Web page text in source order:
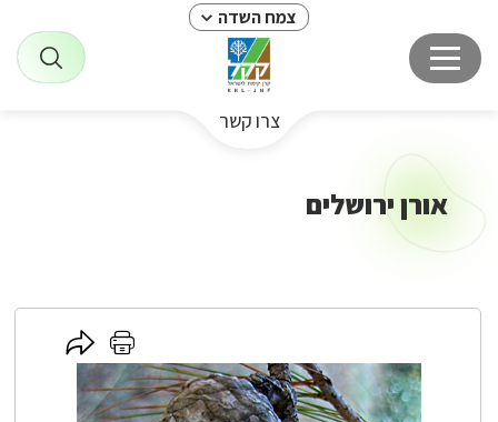
צמח השדה
צרו קשר
אורן ירושלים
לחץ
כאן
להדפסה
לחץ
כאן
לשיתוף